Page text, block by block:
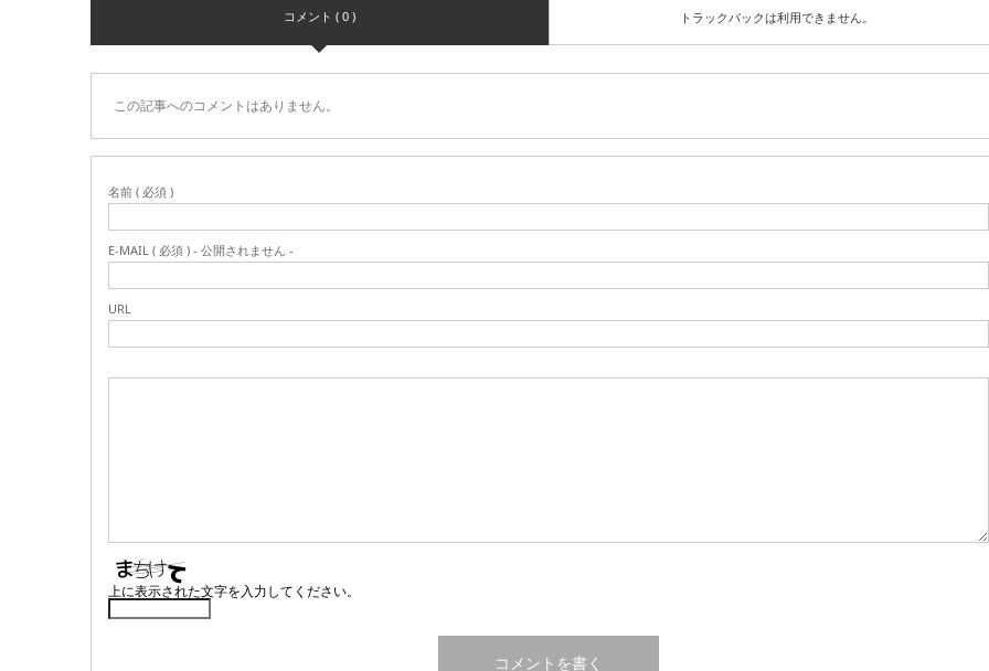
コメント ( 0 ) トラックバックは利用できません。
この記事へのコメントはありません。
名前 ( 必須 )
E-MAIL ( 必須 ) - 公開されません -
URL
上に表示された文字を入力してください。